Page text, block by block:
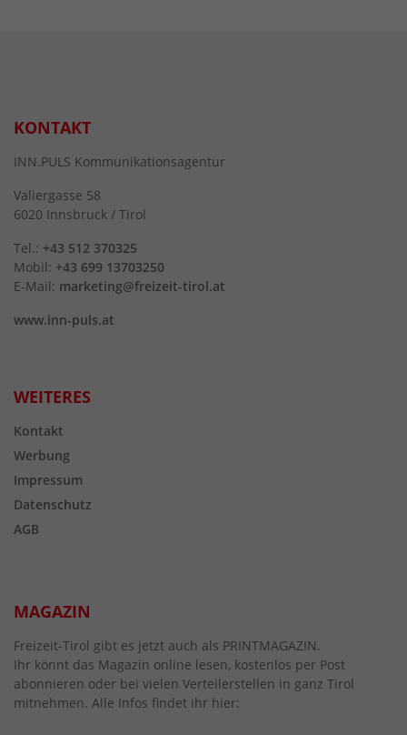
KONTAKT
INN.PULS Kommunikationsagentur
Valiergasse 58
6020 Innsbruck / Tirol
Tel.: +43 512 370325
Mobil: +43 699 13703250
E-Mail: marketing@freizeit-tirol.at
www.inn-puls.at
WEITERES
Kontakt
Werbung
Impressum
Datenschutz
AGB
MAGAZIN
Freizeit-Tirol gibt es jetzt auch als PRINTMAGAZIN.
Ihr könnt das Magazin online lesen, kostenlos per Post
abonnieren oder bei vielen Verteilerstellen in ganz Tirol
mitnehmen. Alle Infos findet ihr hier: